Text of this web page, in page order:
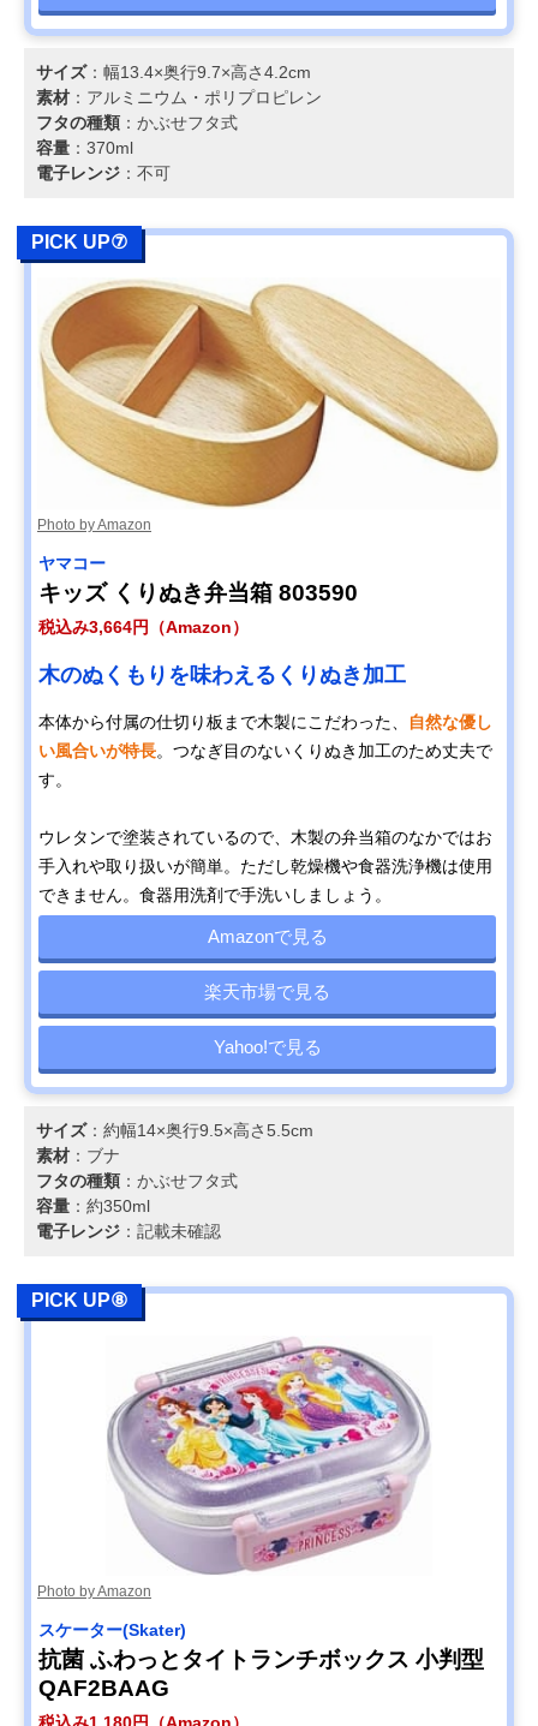
サイズ：幅13.4×奥行9.7×高さ4.2cm
素材 ：アルミニウム・ポリプロピレン
フタの種類 ：かぶせフタ式
容量 ：370ml
電子レンジ ：不可
PICK UP⑦
Photo by Amazon
ヤマコー
キッズ くりぬき弁当箱 803590
税込み3,664円（Amazon）
木のぬくもりを味わえるくりぬき加工
本体から付属の仕切り板まで木製にこだわった、
自然な優し
い風合いが特長。つなぎ目のないくりぬき加工のため丈夫で
す。
ウレタンで塗装されているので、木製の弁当箱のなかではお
手入れや取り扱いが簡単。ただし乾燥機や食器洗浄機は使用
できません。食器用洗剤で手洗いしましょう。
Amazonで見る
楽天市場で見る
Yahoo!で見る
サイズ：約幅14×奥行9.5×高さ5.5cm
素材 ：ブナ
フタの種類 ：かぶせフタ式
容量 ：約350ml
電子レンジ ：記載未確認
PICK UP⑧
Photo by Amazon
スケーター(Skater)
抗菌 ふわっとタイトランチボックス 小判型
QAF2BAAG